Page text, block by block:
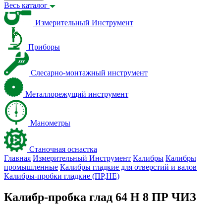
Весь каталог
Измерительный Инструмент
Приборы
Слесарно-монтажный инструмент
Металлорежущий инструмент
Манометры
Станочная оснастка
Главная Измерительный Инструмент Калибры Калибры
промышленные Калибры гладкие для отверстий и валов
Калибры-пробки гладкие (ПР,НЕ)
Калибр-пробка глад 64 H 8 ПР ЧИЗ